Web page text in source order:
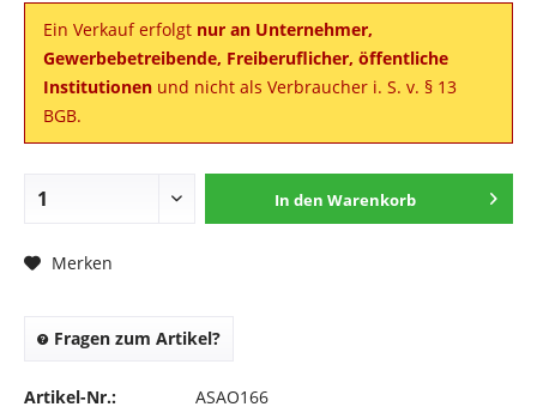
Ein Verkauf erfolgt nur an Unternehmer,
Gewerbebetreibende, Freiberuflicher, öffentliche
Institutionen und nicht als Verbraucher i. S. v. § 13
BGB.
In den Warenkorb
Merken
Fragen zum Artikel?
Artikel-Nr.:
ASAO166